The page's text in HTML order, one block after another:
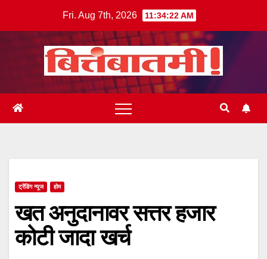
Fri. Aug 7th, 2026 11:34:23 AM
ट्रेंडिंग न्यूज होम
खत अनुदानावर सत्तर हजार
कोटी जादा खर्च